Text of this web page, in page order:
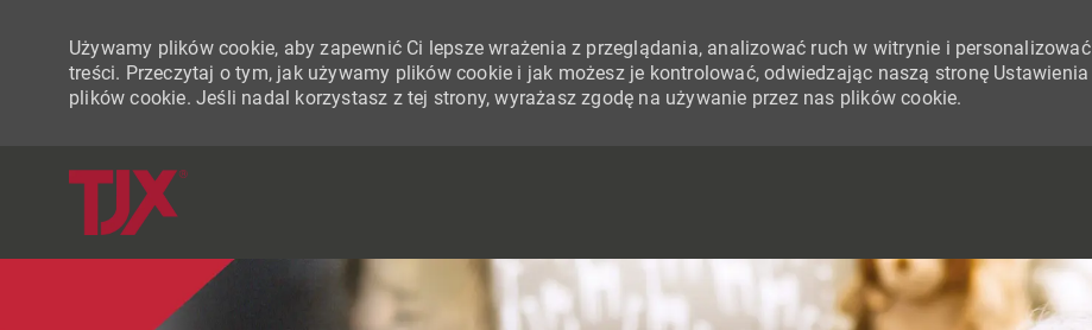
Używamy plików cookie, aby zapewnić Ci lepsze wrażenia z przeglądania, analizować ruch w witrynie i personalizować
treści. Przeczytaj o tym, jak używamy plików cookie i jak możesz je kontrolować, odwiedzając naszą stronę Ustawienia
plików cookie. Jeśli nadal korzystasz z tej strony, wyrażasz zgodę na używanie przez nas plików cookie.